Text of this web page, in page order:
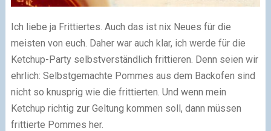
Ich liebe ja Frittiertes. Auch das ist nix Neues für die
meisten von euch. Daher war auch klar, ich werde für die
Ketchup-Party selbstverständlich frittieren. Denn seien wir
ehrlich: Selbstgemachte Pommes aus dem Backofen sind
nicht so knusprig wie die frittierten. Und wenn mein
Ketchup richtig zur Geltung kommen soll, dann müssen
frittierte Pommes her.